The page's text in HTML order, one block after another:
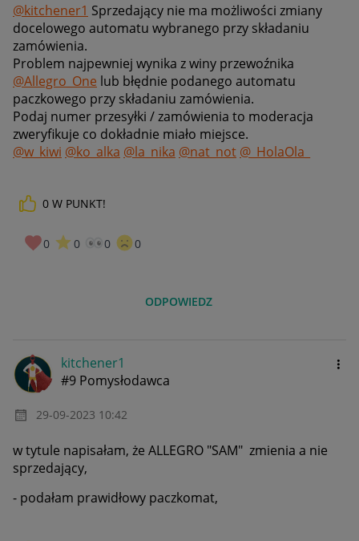
@kitchener1 Sprzedający nie ma możliwości zmiany
docelowego automatu wybranego przy składaniu
zamówienia.
Problem najpewniej wynika z winy przewoźnika
@Allegro_One lub błędnie podanego automatu
paczkowego przy składaniu zamówienia.
Podaj numer przesyłki / zamówienia to moderacja
zweryfikuje co dokładnie miało miejsce.
@w_kiwi @ko_alka @la_nika @nat_not @_HolaOla_
0 W PUNKT!
0 0 0 0
ODPOWIEDZ
kitchener1
#9 Pomysłodawca
‎29-09-2023 10:42
w tytule napisałam, że ALLEGRO "SAM" zmienia a nie
sprzedający,
- podałam prawidłowy paczkomat,